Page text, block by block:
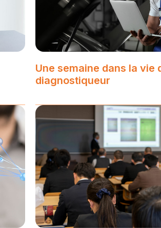
Une semaine dans la vie
diagnostiqueur